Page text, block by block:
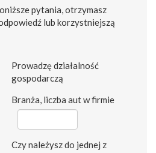
pytania, otrzymasz
lub korzystniejszą
Prowadzę działalność
gospodarczą
Branża, liczba aut w firmie
Czy należysz do jednej z